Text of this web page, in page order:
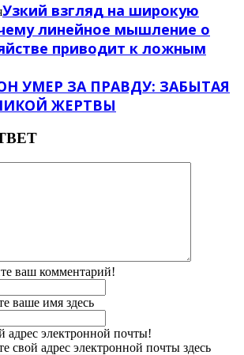
Узкий взгляд на широкую
линейное мышление о
приводит к ложным
УМЕР ЗА ПРАВДУ: ЗАБЫТАЯ
ЖЕРТВЫ
ваш комментарий!
ваше имя здесь
электронной почты!
свой адрес электронной почты здесь